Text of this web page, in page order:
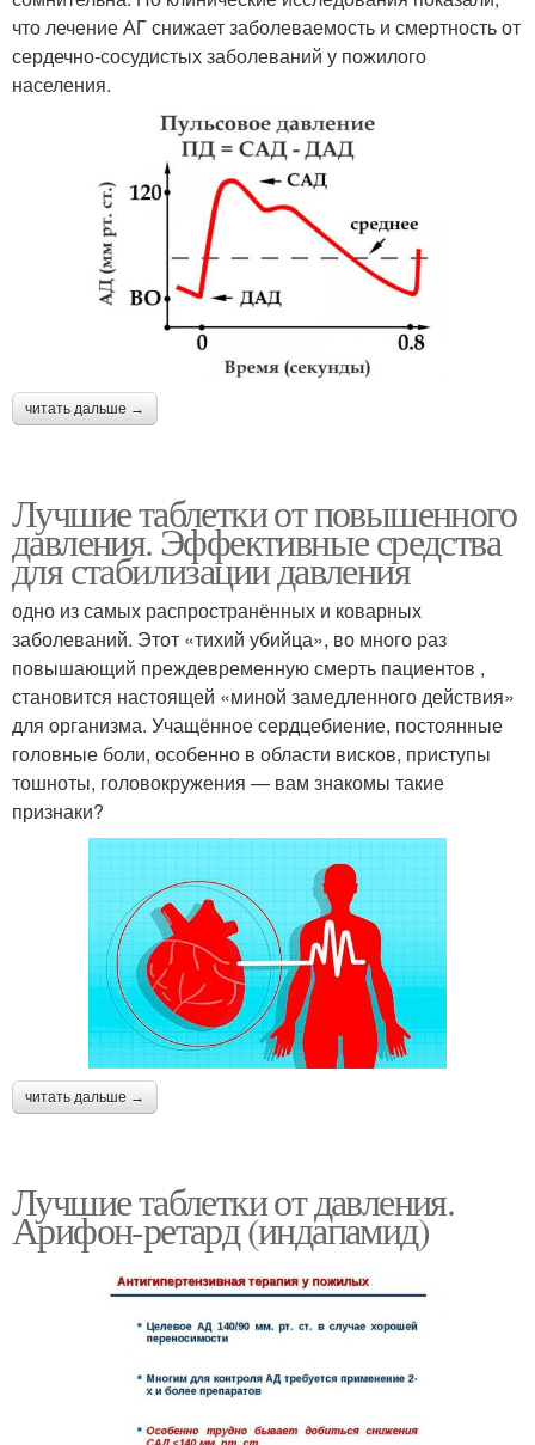
что лечение АГ снижает заболеваемость и смертность от
сердечно-сосудистых заболеваний у пожилого
населения.
читать дальше →
Лучшие таблетки от повышенного
давления. Эффективные средства
для стабилизации давления
одно из самых распространённых и коварных
заболеваний. Этот «тихий убийца», во много раз
повышающий преждевременную смерть пациентов ,
становится настоящей «миной замедленного действия»
для организма. Учащённое сердцебиение, постоянные
головные боли, особенно в области висков, приступы
тошноты, головокружения — вам знакомы такие
признаки?
читать дальше →
Лучшие таблетки от давления.
Арифон-ретард (индапамид)